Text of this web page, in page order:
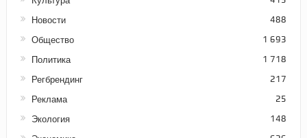
Новости 488
Общество 1 693
Политика 1 718
Регбрендинг 217
Реклама 25
Экология 148